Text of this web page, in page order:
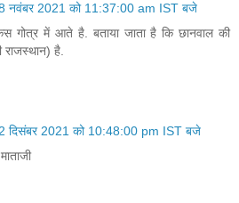
नवंबर 2021 को 11:37:00 am IST बजे
गोत्र में आते है. बताया जाता है कि छानवाल की
राजस्थान) है.
दिसंबर 2021 को 10:48:00 pm IST बजे